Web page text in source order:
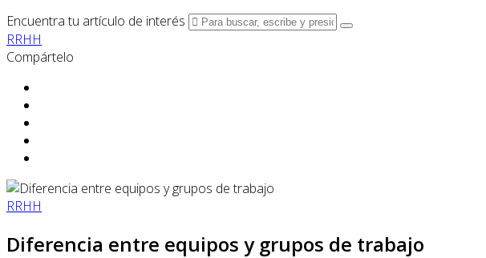
Encuentra tu artículo de interés
RRHH
Compártelo
RRHH
Diferencia entre equipos y grupos de trabajo